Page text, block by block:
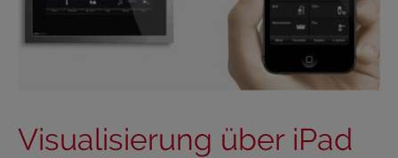
Visualisierung über iPad